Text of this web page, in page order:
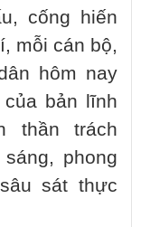
cống hiến
mỗi cán bộ,
hôm nay
bản lĩnh
thần trách
phong
sát thực